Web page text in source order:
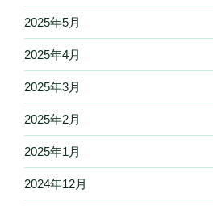
2025年5月
2025年4月
2025年3月
2025年2月
2025年1月
2024年12月